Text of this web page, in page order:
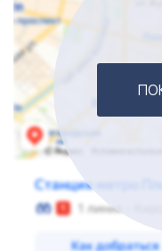
направлений
Бизнес полностью
и масштабированию.
действующие
клиентская база,
поставщиков и все
управления. Такой
профильному
действующих